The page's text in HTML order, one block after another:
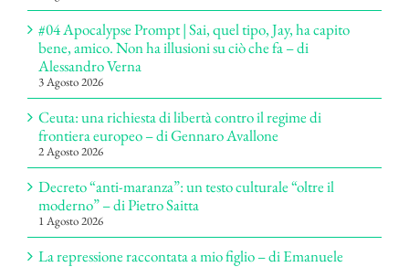
#04 Apocalypse Prompt | Sai, quel tipo, Jay, ha capito
bene, amico. Non ha illusioni su ciò che fa – di
Alessandro Verna
3 Agosto 2026
Ceuta: una richiesta di libertà contro il regime di
frontiera europeo – di Gennaro Avallone
2 Agosto 2026
Decreto “anti-maranza”: un testo culturale “oltre il
moderno” – di Pietro Saitta
1 Agosto 2026
La repressione raccontata a mio figlio – di Emanuele